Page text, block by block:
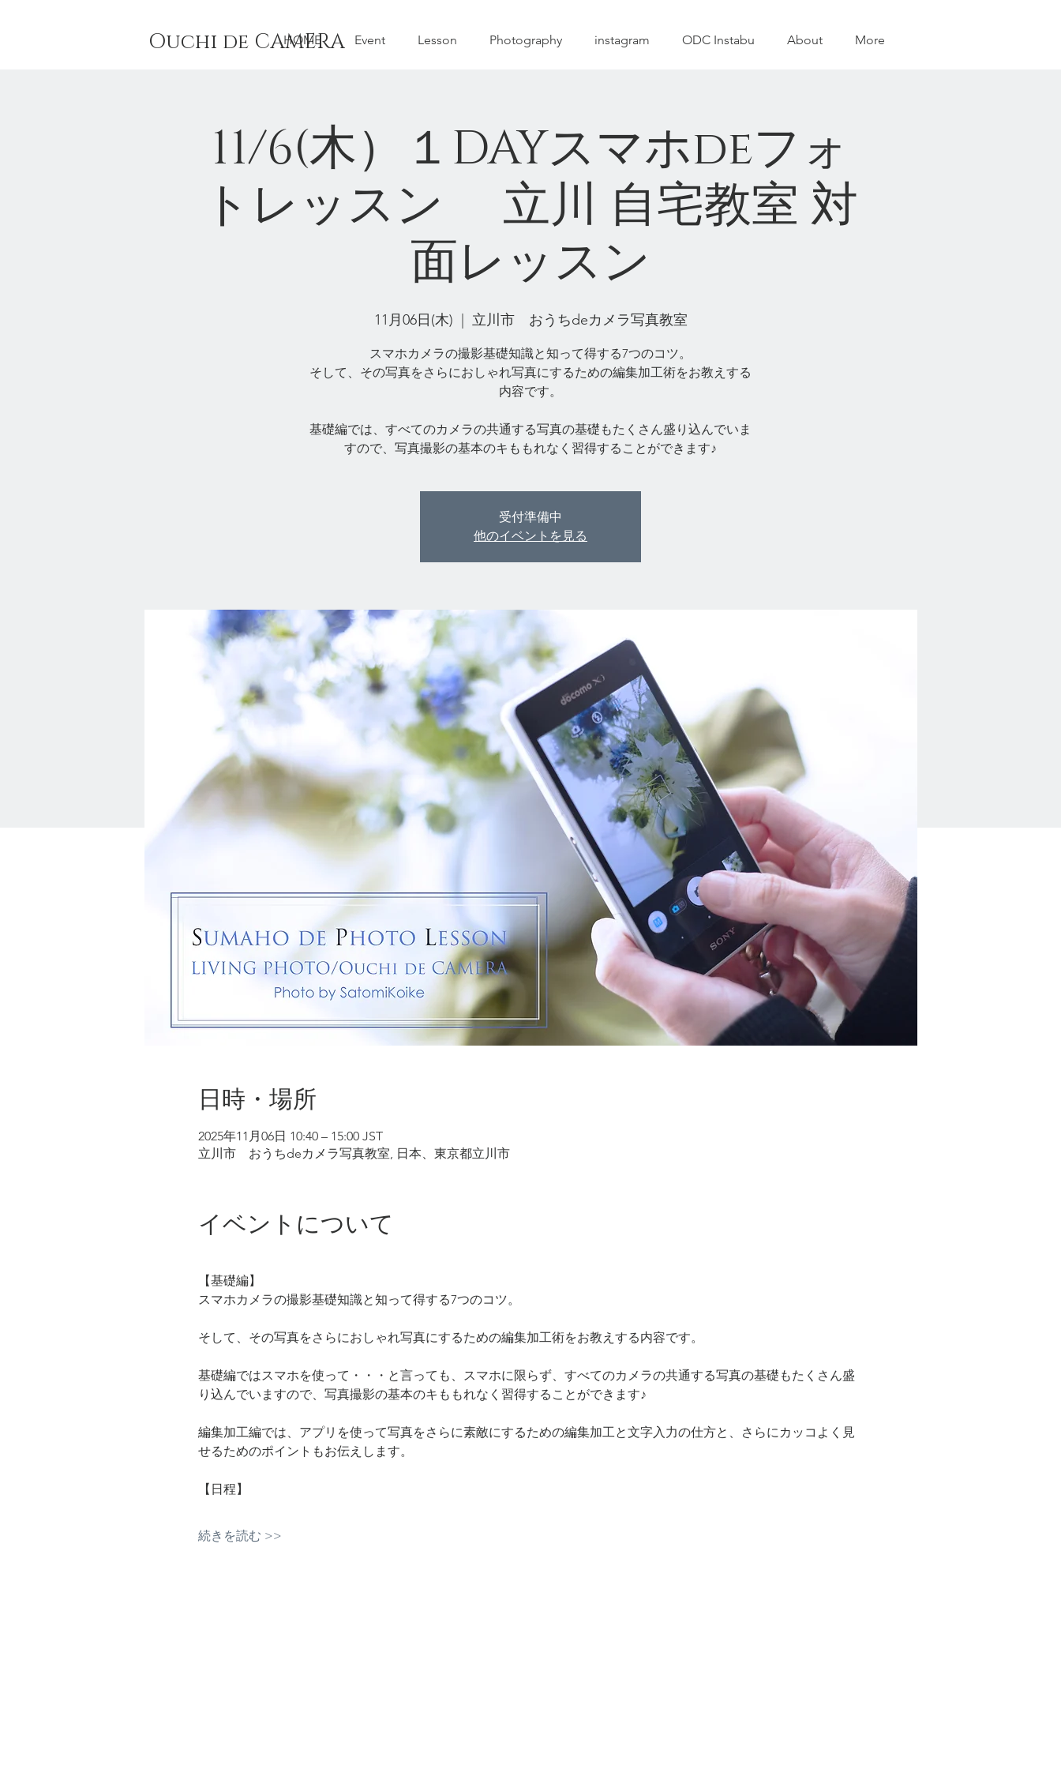
Ouchi de CAMERA
HOME Event Lesson Photography instagram ODC Instabu About More
11/6(木）１DAYスマホdeフォ
トレッスン 立川 自宅教室 対
面レッスン
11月06日(木) 立川市 おうちdeカメラ写真教室
スマホカメラの撮影基礎知識と知って得する7つのコツ。
そして、その写真をさらにおしゃれ写真にするための編集加工術をお教えする
内容です。
基礎編では、すべてのカメラの共通する写真の基礎もたくさん盛り込んでいま
受付準備中
他のイベントを見る
日時・場所
2025年11月06日 10:40 – 15:00 JST
立川市 おうちdeカメラ写真教室, 日本、東京都立川市
イベントについて
【基礎編】
スマホカメラの撮影基礎知識と知って得する7つのコツ。
そして、その写真をさらにおしゃれ写真にするための編集加工術をお教えする内容です。
基礎編ではスマホを使って・・・と言っても、スマホに限らず、すべてのカメラの共通する写真の基礎もたくさん盛
り込んでいますので、写真撮影の基本のキももれなく習得することができます♪
編集加工編では、アプリを使って写真をさらに素敵にするための編集加工と文字入力の仕方と、さらにカッコよく見
せるためのポイントもお伝えします。
【日程】
続きを読む >>